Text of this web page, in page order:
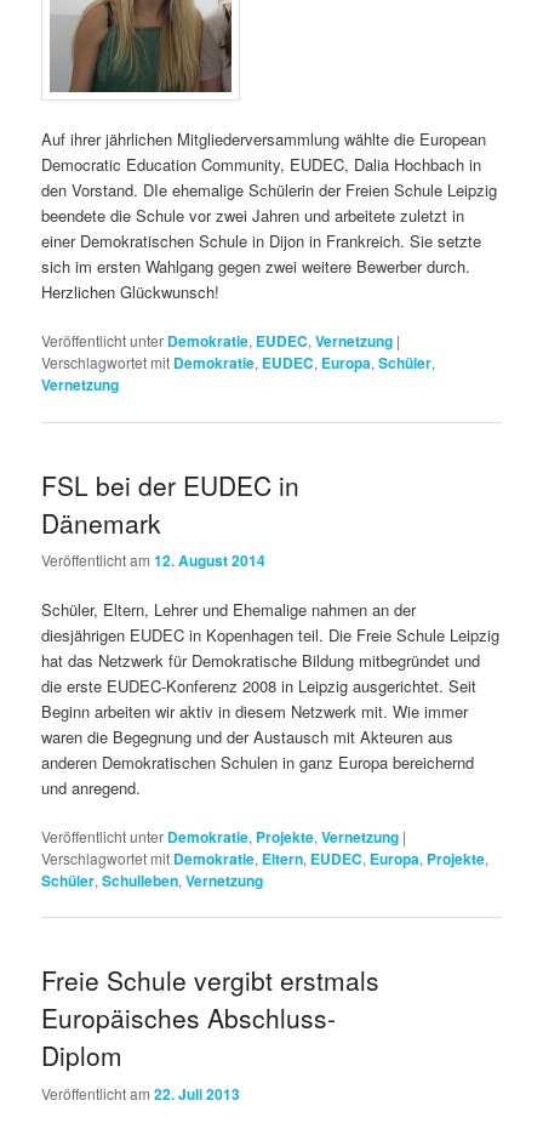
Auf ihrer jährlichen Mitgliederversammlung wählte die European
Democratic Education Community, EUDEC, Dalia Hochbach in
den Vorstand. DIe ehemalige Schülerin der Freien Schule Leipzig
beendete die Schule vor zwei Jahren und arbeitete zuletzt in
einer Demokratischen Schule in Dijon in Frankreich. Sie setzte
sich im ersten Wahlgang gegen zwei weitere Bewerber durch.
Herzlichen Glückwunsch!
Veröffentlicht unter Demokratie, EUDEC,Vernetzung |
Verschlagwortet mit Demokratie, EUDEC, Europa,Schüler,
Vernetzung
FSL bei der EUDEC in
Dänemark
Veröffentlicht am12. August 2014
Schüler, Eltern, Lehrer und Ehemalige nahmen an der
diesjährigen EUDEC in Kopenhagen teil. Die Freie Schule Leipzig
hat das Netzwerk für Demokratische Bildung mitbegründet und
die erste EUDEC-Konferenz 2008 in Leipzig ausgerichtet. Seit
Beginn arbeiten wir aktiv in diesem Netzwerk mit. Wie immer
waren die Begegnung und der Austausch mit Akteuren aus
anderen Demokratischen Schulen in ganz Europa bereichernd
und anregend.
Veröffentlicht unter Demokratie, Projekte,Vernetzung |
Verschlagwortet mit Demokratie, Eltern, EUDEC, Europa, Projekte,
Schüler,Schulleben,Vernetzung
Freie Schule vergibt erstmals
Europäisches Abschluss-
Diplom
Veröffentlicht am22. Juli 2013